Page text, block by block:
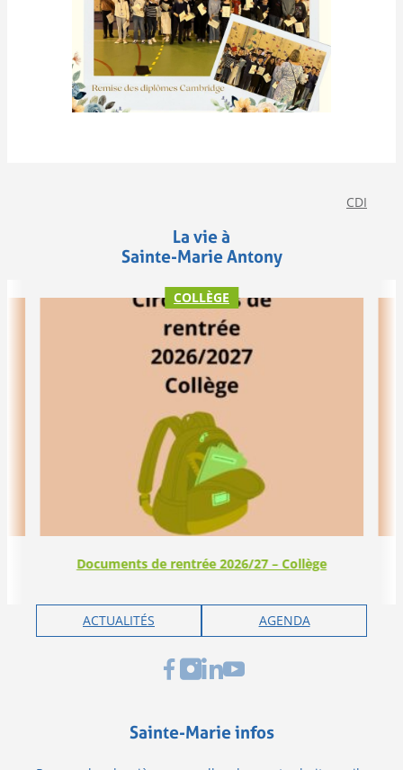
CDI
La vie à
Sainte-Marie Antony
Documents de rentrée 2026/27 – Collège
COLLÈGE
ACTUALITÉS AGENDA
Sainte-Marie infos